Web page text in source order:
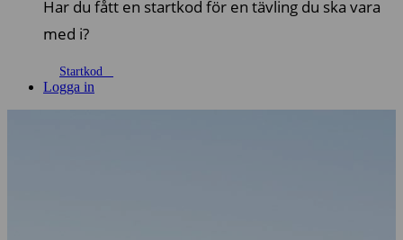
Har du fått en startkod för en tävling du ska vara
med i?
Startkod
Logga in